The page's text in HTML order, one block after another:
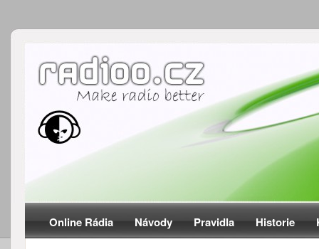
Online Rádia Návody Pravidla Historie